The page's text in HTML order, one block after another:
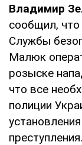
Владимир
сообщил,
Службы
Малюк
розыске
что все
полиции
преступления.